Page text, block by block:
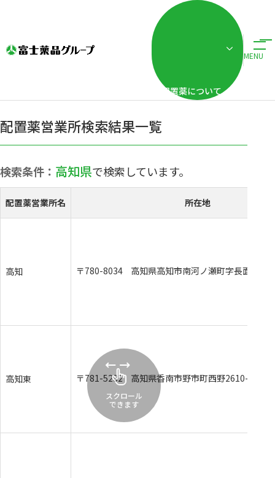
配置薬について
MENU
ホーム 事業・ブランド紹介 配置薬販売事業 配置薬営業
配置薬営業所検索
配置薬営業所検索結果一覧
検索条件： 高知県で検索しています。
配置薬営業所名 所在地
高知 〒780-8034 高知県高知市南河ノ瀬町字長面田
高知東 〒781-5232 高知県香南市野市町西野2610-1
スクロール
できます